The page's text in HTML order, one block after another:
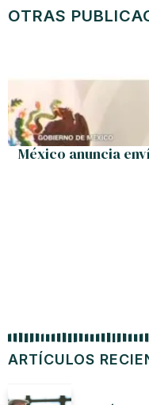
ARTÍCULOS
OTRAS
México anuncia